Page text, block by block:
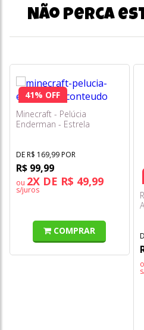
Não perca
41% OFF
Minecraft - Pelúcia
Enderman - Estrela
DE R$ 169,99 POR
R$ 99,99
ou 2X DE R$ 49,99
s/juros
COMPRAR